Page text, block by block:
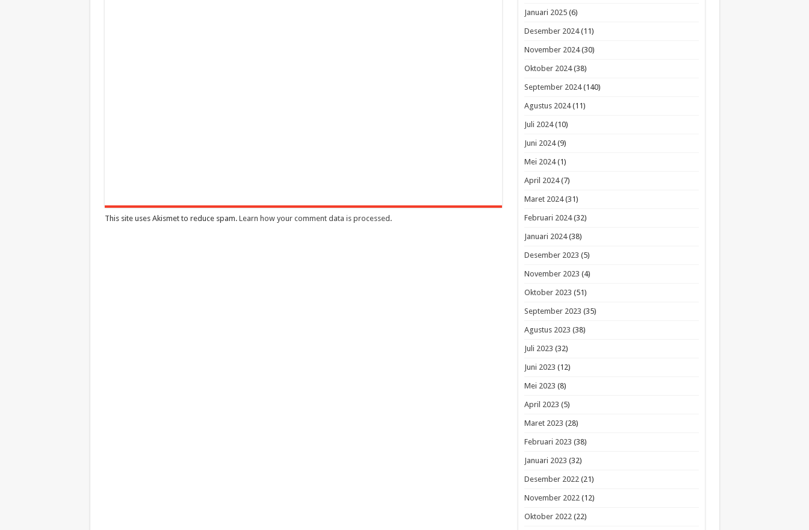
This site uses Akismet to reduce spam. Learn how your comment data is processed .
Januari 2025(6)
Desember 2024(11)
November 2024(30)
Oktober 2024(38)
September 2024(140)
Agustus 2024(11)
Juli 2024(10)
Juni 2024(9)
Mei 2024(1)
April 2024(7)
Maret 2024(31)
Februari 2024(32)
Januari 2024(38)
Desember 2023 (5)
November 2023 (4)
Oktober 2023 (51)
September 2023 (35)
Agustus 2023 (38)
Juli 2023 (32)
Juni 2023 (12)
Mei 2023 (8)
April 2023 (5)
Maret 2023 (28)
Februari 2023 (38)
Januari 2023 (32)
Desember 2022(21)
November 2022(12)
Oktober 2022(22)